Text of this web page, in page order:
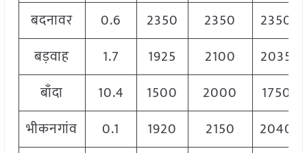
बदनावर
0.6 2350 2350
2350
बड़वाह
1.7 1925 2100
2035
बाँदा
10.4 1500 2000
1750
भीकनगांव
0.1 1920 2150
2040